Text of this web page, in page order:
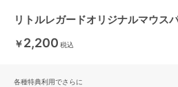
リトルレガードオリジナルマウ
￥2,200 税込
各種特典利用でさらに